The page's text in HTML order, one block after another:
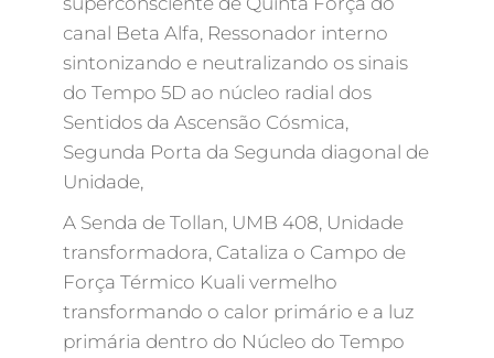
canal Beta Alfa, Ressonador interno
sintonizando e neutralizando os sinais
do Tempo 5D ao núcleo radial dos
Sentidos da Ascensão Cósmica,
Segunda Porta da Segunda diagonal de
Unidade,
A Senda de Tollan, UMB 408, Unidade
transformadora, Cataliza o Campo de
Força Térmico Kuali vermelho
transformando o calor primário e a luz
primária dentro do Núcleo do Tempo